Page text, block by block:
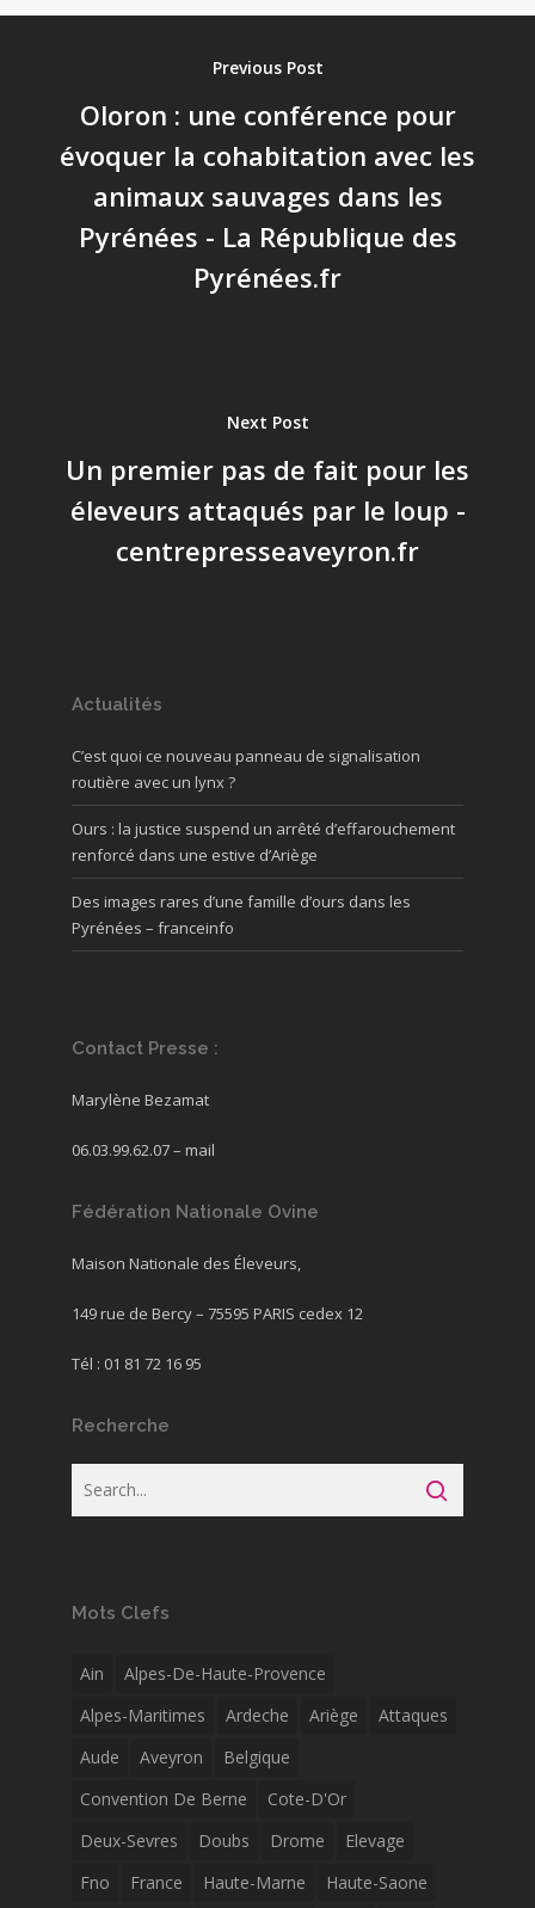
Previous Post
Oloron : une conférence pour
évoquer la cohabitation avec les
animaux sauvages dans les
Pyrénées - La République des
Pyrénées.fr
Next Post
Un premier pas de fait pour les
éleveurs attaqués par le loup -
centrepresseaveyron.fr
Actualités
C’est quoi ce nouveau panneau de signalisation
routière avec un lynx ?
Ours : la justice suspend un arrêté d’effarouchement
renforcé dans une estive d’Ariège
Des images rares d’une famille d’ours dans les
Pyrénées – franceinfo
Contact Presse :
Marylène Bezamat
06.03.99.62.07 – mail
Fédération Nationale Ovine
Maison Nationale des Éleveurs,
149 rue de Bercy – 75595 PARIS cedex 12
Tél : 01 81 72 16 95
Recherche
Mots Clefs
Ain
Alpes-De-Haute-Provence
Alpes-Maritimes
Ardeche Ariège
Attaques
Aude
Aveyron
Belgique
Convention De Berne
Cote-D'Or
Deux-Sevres
Doubs Drome
Elevage
Fno
France Haute-Marne Haute-Saone